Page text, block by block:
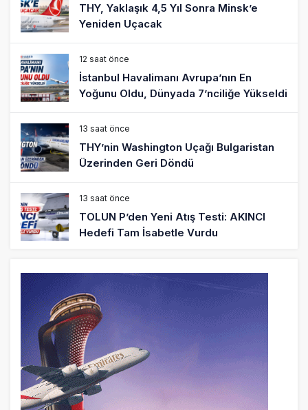
THY, Yaklaşık 4,5 Yıl Sonra Minsk’e
Yeniden Uçacak
12 saat önce
İstanbul Havalimanı Avrupa’nın En
Yoğunu Oldu, Dünyada 7’nciliğe Yükseldi
13 saat önce
THY’nin Washington Uçağı Bulgaristan
Üzerinden Geri Döndü
13 saat önce
TOLUN P’den Yeni Atış Testi: AKINCI
Hedefi Tam İsabetle Vurdu
Türkiye’nin Milli Motor Projelerinde Yeni
Dönem: TEI TEKNOLOJİ Kuruldu